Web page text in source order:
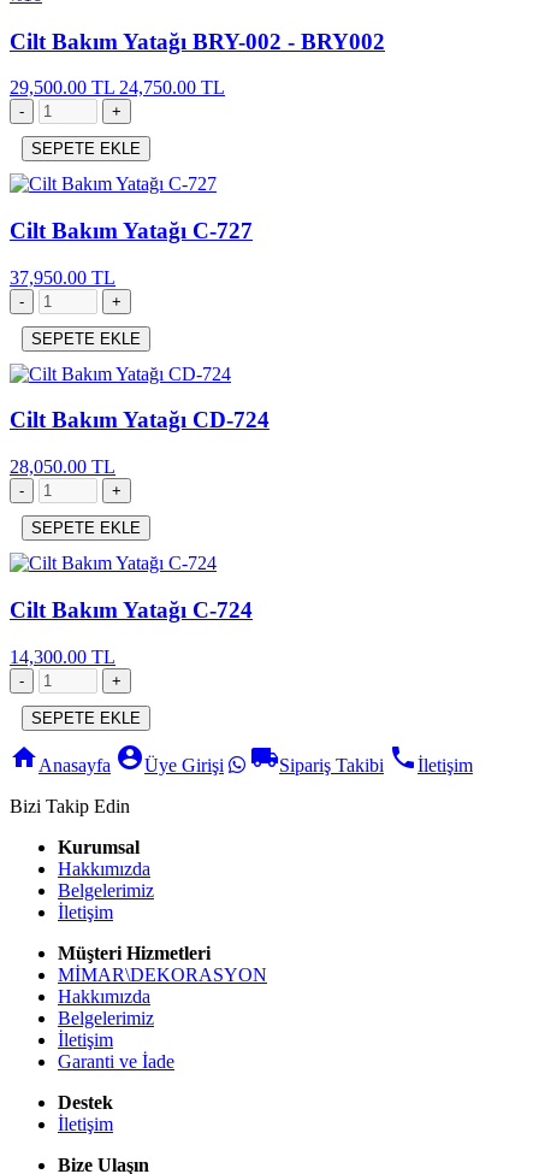
Cilt Bakım Yatağı BRY-002 - BRY002
29,500.00 TL 24,750.00 TL
SEPETE EKLE
Cilt Bakım Yatağı C-727
37,950.00 TL
SEPETE EKLE
Cilt Bakım Yatağı CD-724
28,050.00 TL
SEPETE EKLE
Cilt Bakım Yatağı C-724
14,300.00 TL
SEPETE EKLE
homeAnasayfa account_circleÜye Girişi local_shippingSipariş Takibi phoneİletişim
Bizi Takip Edin
Kurumsal
Hakkımızda
Belgelerimiz
İletişim
Müşteri Hizmetleri
MİMAR\DEKORASYON
Hakkımızda
Belgelerimiz
İletişim
Garanti ve İade
Destek
İletişim
Bize Ulaşın